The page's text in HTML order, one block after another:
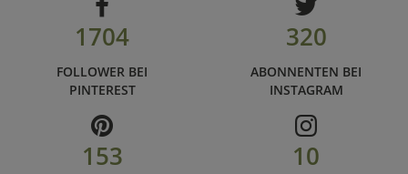
1704
FOLLOWER BEI
PINTEREST
320
ABONNENTEN BEI
INSTAGRAM
153 10